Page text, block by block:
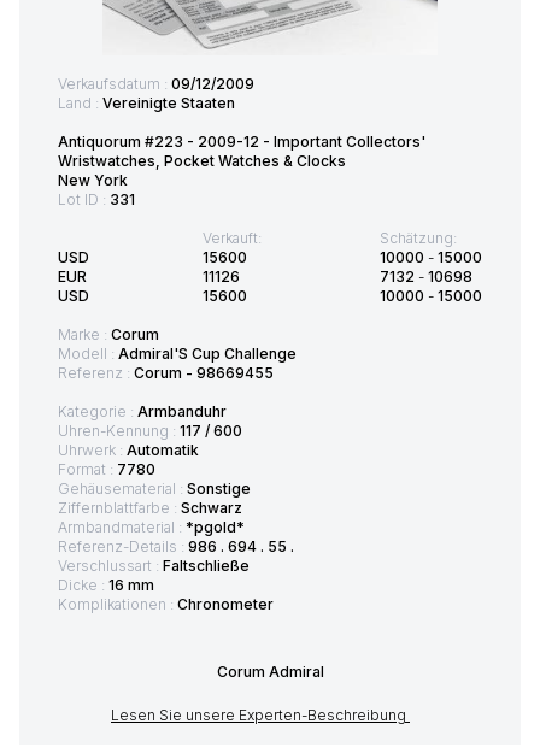
Verkaufsdatum : 09/12/2009
Land : Vereinigte Staaten
Antiquorum #223 - 2009-12 - Important Collectors'
Wristwatches, Pocket Watches & Clocks
New York
Lot ID : 331
USD
EUR
USD
Verkauft:
15600
11126
15600
Schätzung:
10000 - 15000
7132 - 10698
10000 - 15000
Marke : Corum
Modell : Admiral'S Cup Challenge
Referenz : Corum - 98669455
Kategorie : Armbanduhr
Uhren-Kennung : 117 / 600
Uhrwerk : Automatik
Format : 7780
Gehäusematerial : Sonstige
Ziffernblattfarbe : Schwarz
Armbandmaterial : *pgold*
Referenz-Details : 986 . 694 . 55 .
Verschlussart : Faltschließe
Dicke : 16 mm
Komplikationen : Chronometer
Corum Admiral
Lesen Sie unsere Experten-Beschreibung